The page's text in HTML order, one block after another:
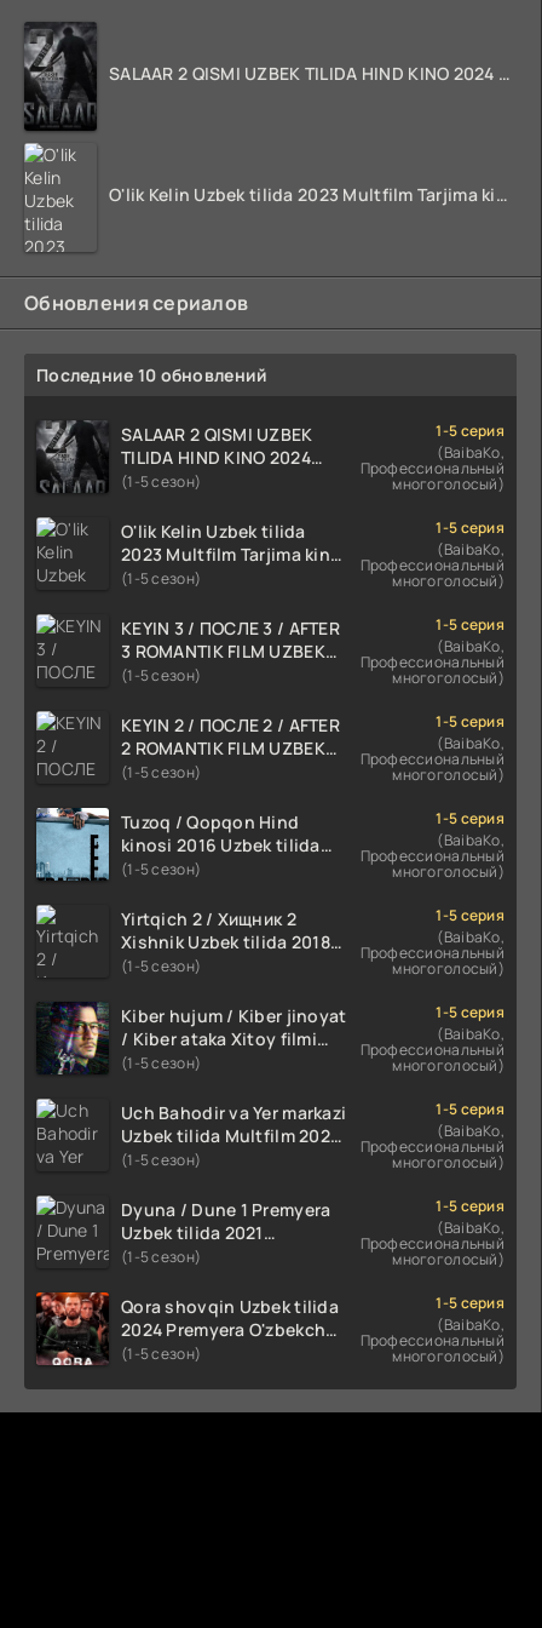
SALAAR 2 QISMI UZBEK TILIDA HIND KINO 2024 TARJIMA 720p HD Skachat
O'lik Kelin Uzbek tilida 2023 Multfilm Tarjima kino skachat
Обновления сериалов
Последние 10 обновлений
SALAAR 2 QISMI UZBEK
TILIDA HIND KINO 2024
TARJIMA 720p HD Skachat
(1-5 сезон)
1-5 серия
(BaibaKo,
Профессиональный
многоголосый)
O'lik Kelin Uzbek tilida
2023 Multfilm Tarjima kino
skachat
(1-5 сезон)
1-5 серия
(BaibaKo,
Профессиональный
многоголосый)
KEYIN 3 / ПОСЛЕ 3 / AFTER
3 ROMANTIK FILM UZBEK
TILIDA 2021 TARJIMA FILM
(1-5 сезон)
1-5 серия
(BaibaKo,
Профессиональный
многоголосый)
KEYIN 2 / ПОСЛЕ 2 / AFTER
2 ROMANTIK FILM UZBEK
TILIDA 2020 TARJIMA FILM
(1-5 сезон)
1-5 серия
(BaibaKo,
Профессиональный
многоголосый)
Tuzoq / Qopqon Hind
kinosi 2016 Uzbek tilida
tarjima film HD
(1-5 сезон)
1-5 серия
(BaibaKo,
Профессиональный
многоголосый)
Yirtqich 2 / Хищник 2
Xishnik Uzbek tilida 2018-
2024 O'zbekcha tarjima
(1-5 сезон)
1-5 серия
(BaibaKo,
Профессиональный
многоголосый)
Kiber hujum / Kiber jinoyat
/ Kiber ataka Xitoy filmi
Uzbek tilida O'zbekcha
HD skachat
(1-5 сезон)
1-5 серия
(BaibaKo,
Профессиональный
многоголосый)
Uch Bahodir va Yer markazi
Uzbek tilida Multfilm 2025
tarjima HD skachat
(1-5 сезон)
1-5 серия
(BaibaKo,
Профессиональный
многоголосый)
Dyuna / Dune 1 Premyera
Uzbek tilida 2021
O'zbekcha tarjima kino HD
(1-5 сезон)
1-5 серия
(BaibaKo,
Профессиональный
многоголосый)
Qora shovqin Uzbek tilida
2024 Premyera O'zbekcha
tarjima kino HD skachat
(1-5 сезон)
1-5 серия
(BaibaKo,
Профессиональный
многоголосый)